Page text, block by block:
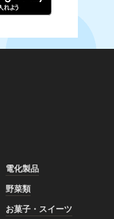
電化製品
野菜類
お菓子・スイーツ